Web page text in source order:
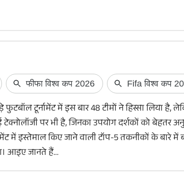
टूर्नामेंट में इस बार 48 टीमों ने हिस्सा लिया है,
पर भी है, जिनका उपयोग दर्शकों को बेहतर
में इस्तेमाल किए जाने वाली टॉप-5 तकनीकों के बारे में
आइए जानते हैं…
इस दिन उठेगा Lava
Virat V1 5G से पर्दा
Lava Virat V1 और Lava
अनाउंस कर दी गई है। इन
हफ्ते भारतीय बाजार में